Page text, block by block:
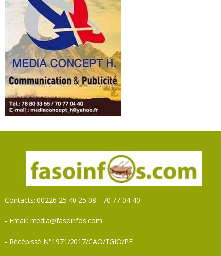
Contacts: 00226 25 40 25 08 - 70 77 04 40
- Email: media@fasoinfos.com
- Récépissé N°1971/2017/CAO/TGIO/PF